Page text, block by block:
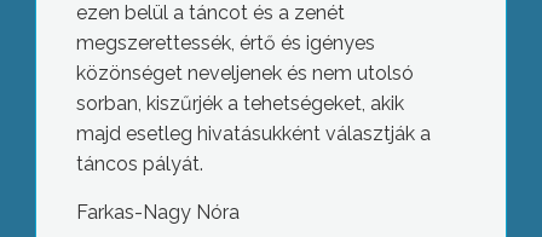
ezen belül a táncot és a zenét
megszerettessék, értő és igényes
közönséget neveljenek és nem utolsó
sorban, kiszűrjék a tehetségeket, akik
majd esetleg hivatásukként választják a
táncos pályát.
Farkas-Nagy Nóra